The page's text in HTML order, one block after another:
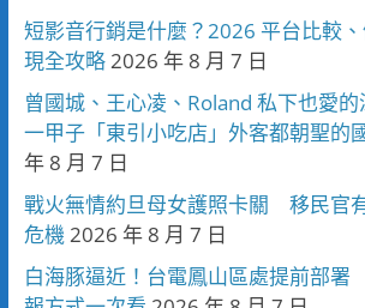
短影音行銷是什麼？2026 平台比較
現全攻略2026 年 8 月 7 日
曾國城、王心凌、Roland 私下也愛
一甲子「東引小吃店」外客都朝聖的
年 8 月 7 日
戰火無情約旦母女護照卡關 移民官
危機2026 年 8 月 7 日
白海豚逼近！台電鳳山區處提前部